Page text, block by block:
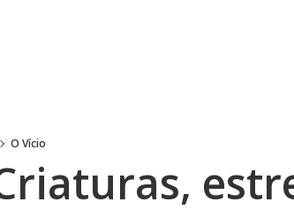
O Vício